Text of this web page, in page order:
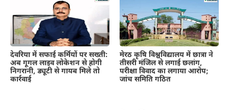
देवरिया में सफाई कर्मियों पर सख्ती:
अब गूगल लाइव लोकेशन से होगी
निगरानी, ड्यूटी से गायब मिले तो
कार्रवाई
मेरठ कृषि विश्वविद्यालय में छात्रा ने
तीसरी मंजिल से लगाई छलांग,
परीक्षा विवाद का लगाया आरोप;
जांच समिति गठित